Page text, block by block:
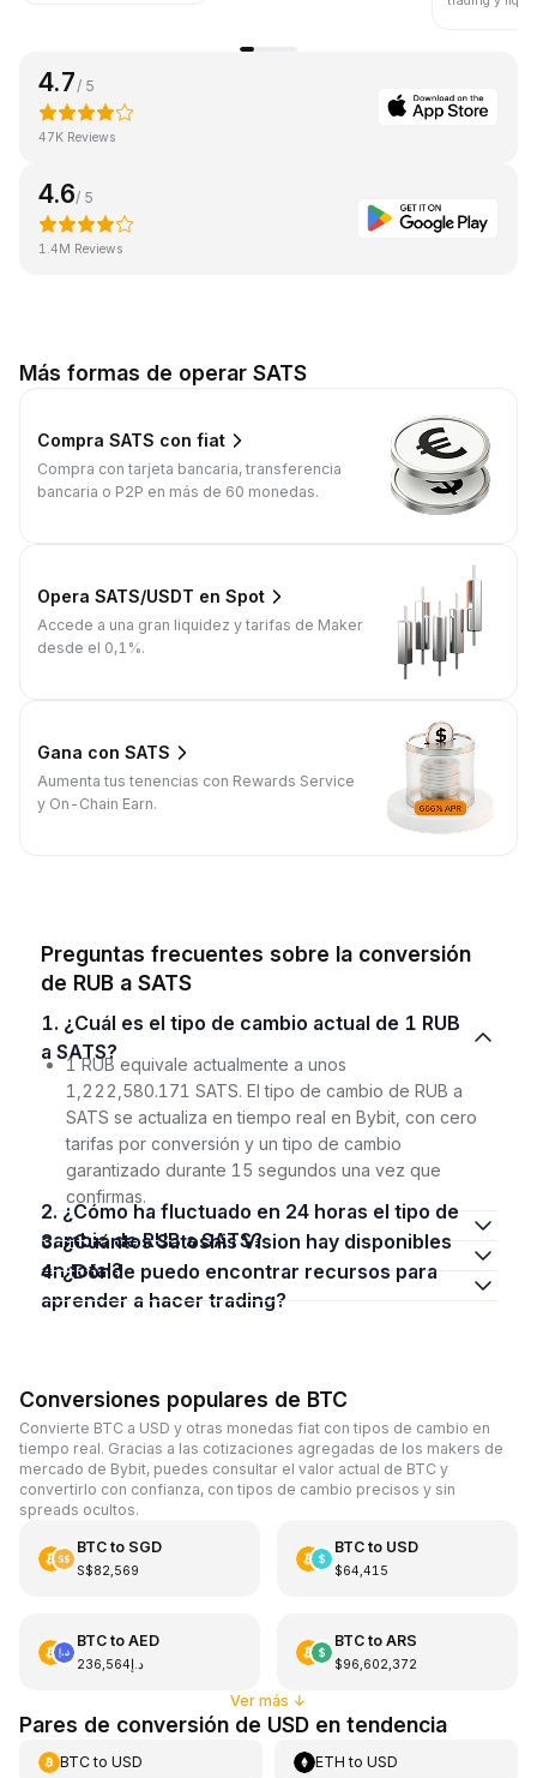
4.7 / 5
47K Reviews
4.6/ 5
1.4M Reviews
Más formas de operar SATS
Compra SATS con fiat
Compra con tarjeta bancaria, transferencia
bancaria o P2P en más de 60 monedas.
Opera SATS/USDT en Spot
Accede a una gran liquidez y tarifas de Maker
desde el 0,1%.
Gana con SATS
Aumenta tus tenencias con Rewards Service
y On-Chain Earn.
Preguntas frecuentes sobre la conversión
de RUB a SATS
1. ¿Cuál es el tipo de cambio actual de 1 RUB
a SATS?
1 RUB equivale actualmente a unos
1,222,580.171 SATS. El tipo de cambio de RUB a
SATS se actualiza en tiempo real en Bybit, con cero
tarifas por conversión y un tipo de cambio
garantizado durante 15 segundos una vez que
confirmas.
2. ¿Cómo ha fluctuado en 24 horas el tipo de
cambio de RUB a SATS?
3. ¿Cuántos Satoshis Vision hay disponibles
en total?
4. ¿Dónde puedo encontrar recursos para
aprender a hacer trading?
Conversiones populares de BTC
Convierte BTC a USD y otras monedas fiat con tipos de cambio en
tiempo real. Gracias a las cotizaciones agregadas de los makers de
mercado de Bybit, puedes consultar el valor actual de BTC y
convertirlo con confianza, con tipos de cambio precisos y sin
spreads ocultos.
BTCto SGD
S$82,569
BTCto USD
$64,415
BTCto AED
د.إ236,564
BTCto ARS
$96,602,372
Ver más ↓
Pares de conversión de USD en tendencia
BTCto USD ETH toUSD